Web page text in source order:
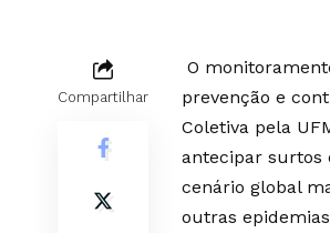
Compartilhar
O
prevenção e
Coletiva pela
antecipar surtos
cenário global
outras